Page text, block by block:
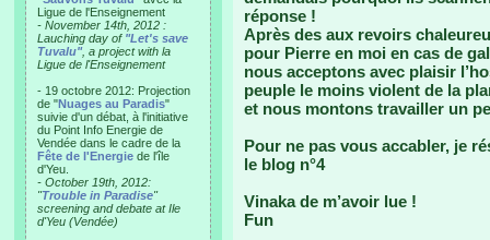
Ligue de l'Enseignement
- November 14th, 2012 :
Lauching day of "Let's save
Tuvalu", a project with la
Ligue de l'Enseignement
- 19 octobre 2012: Projection
de "Nuages au Paradis"
suivie d'un débat, à l'initiative
du Point Info Energie de
Vendée dans le cadre de la
Fête de l'Energie de l'île
d'Yeu.
- October 19th, 2012:
"Trouble in Paradise"
screening and debate at Ile
d'Yeu (Vendée)
réponse !
Après des aux revoirs
pour Pierre en moi en cas de
nous acceptons avec plaisir
peuple le moins violent de la
et nous montons travailler un
Pour ne pas vous accabler, je
le blog n°4
Vinaka de m’avoir lue !
Fun